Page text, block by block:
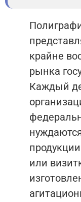
крайне
рынка
Каждый
или